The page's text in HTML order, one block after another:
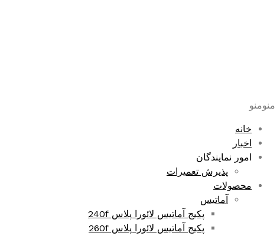
منومنو
خانه
اخبار
امور نمایندگان
پذیرش تعمیرات
محصولات
آماتیس
پکیج آماتیس لائورا پلاس 240f
پکیج آماتیس لائورا پلاس 260f